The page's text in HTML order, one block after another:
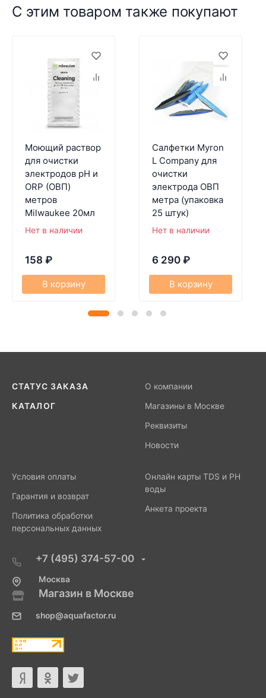
С этим товаром также покупают
Моющий раствор
для очистки
электродов pH и
ORP (ОВП)
метров
Milwaukee 20мл
Нет в наличии
158 ₽
В корзину
Салфетки Myron
L Company для
очистки
электрода ОВП
метра (упаковка
25 штук)
Нет в наличии
6 290 ₽
В корзину
СТАТУС ЗАКАЗА
КАТАЛОГ
О компании
Магазины в Москве
Реквизиты
Новости
Условия оплаты
Гарантия и возврат
Политика обработки
персональных данных
Онлайн карты TDS и PH
воды
Анкета проекта
+7 (495) 374-57-00
Москва
Магазин в Москве
shop@aquafactor.ru